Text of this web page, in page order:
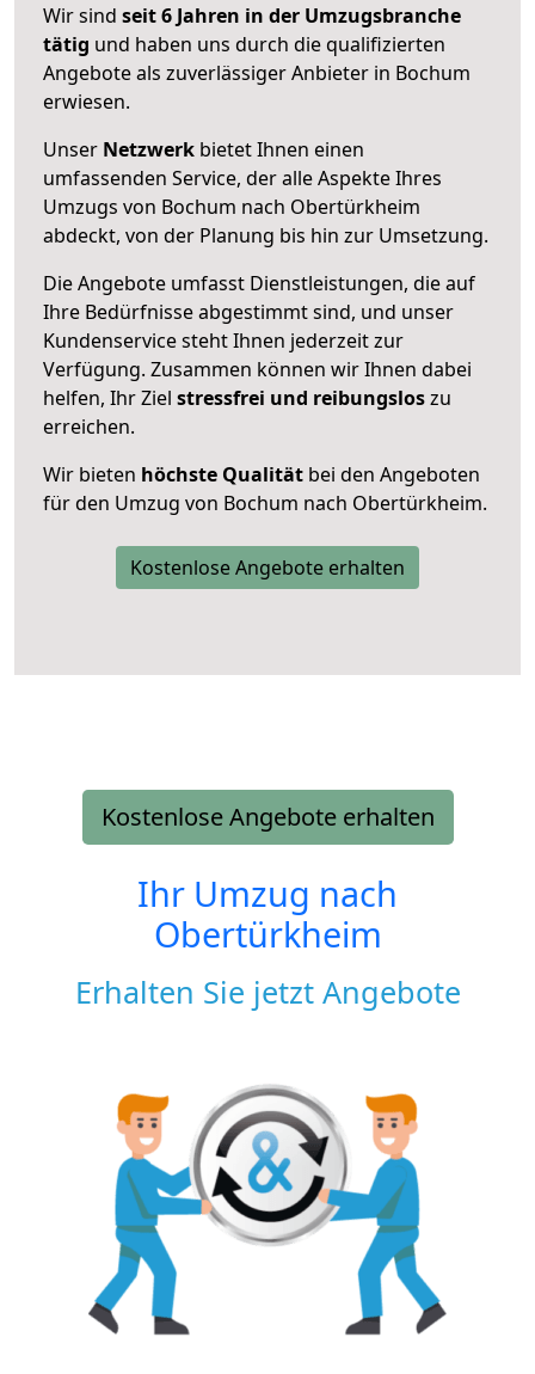
Wir sind seit 6 Jahren in der Umzugsbranche
tätig und haben uns durch die qualifizierten
Angebote als zuverlässiger Anbieter in Bochum
erwiesen.
Unser Netzwerk bietet Ihnen einen
umfassenden Service, der alle Aspekte Ihres
Umzugs von Bochum nach Obertürkheim
abdeckt, von der Planung bis hin zur Umsetzung.
Die Angebote umfasst Dienstleistungen, die auf
Ihre Bedürfnisse abgestimmt sind, und unser
Kundenservice steht Ihnen jederzeit zur
Verfügung. Zusammen können wir Ihnen dabei
helfen, Ihr Ziel stressfrei und reibungsloszu
erreichen.
Wir bieten höchste Qualität bei den Angeboten
für den Umzug von Bochum nach Obertürkheim.
Kostenlose Angebote erhalten
Kostenlose Angebote erhalten
Ihr Umzug nach
Obertürkheim
Erhalten Sie jetzt Angebote